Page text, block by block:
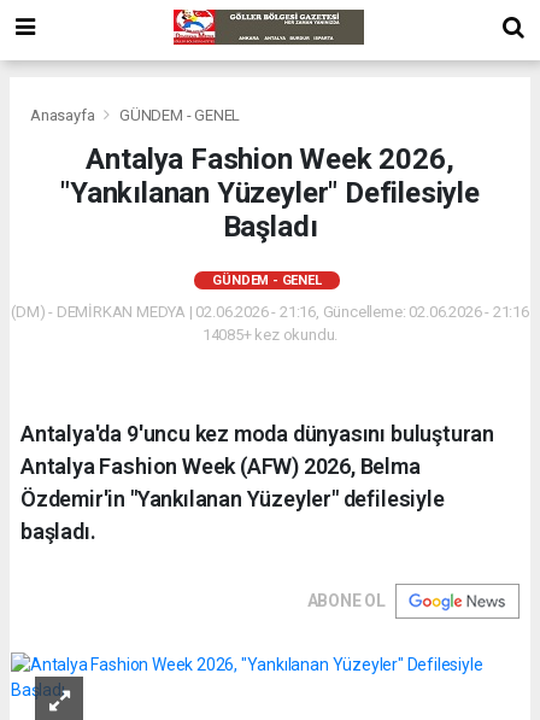
Anasayfa GÜNDEM - GENEL
Antalya Fashion Week 2026,
"Yankılanan Yüzeyler" Defilesiyle
Başladı
GÜNDEM - GENEL
(DM) - DEMİRKAN MEDYA | 02.06.2026 - 21:16, Güncelleme: 02.06.2026 - 21:16
14085+ kez okundu.
Antalya'da 9'uncu kez moda dünyasını buluşturan
Antalya Fashion Week (AFW) 2026, Belma
Özdemir'in "Yankılanan Yüzeyler" defilesiyle
başladı.
ABONE OL